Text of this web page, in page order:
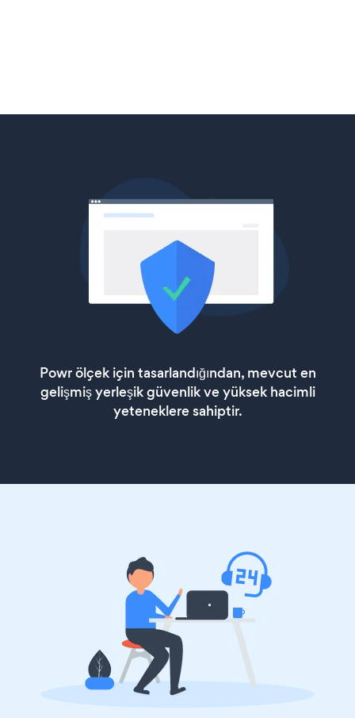
Powr ölçek için tasarlandığından, mevcut en
gelişmiş yerleşik güvenlik ve yüksek hacimli
yeteneklere sahiptir.